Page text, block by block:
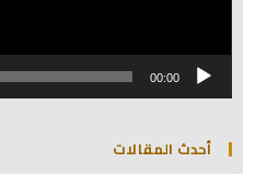
00:00
أحدث المقالات